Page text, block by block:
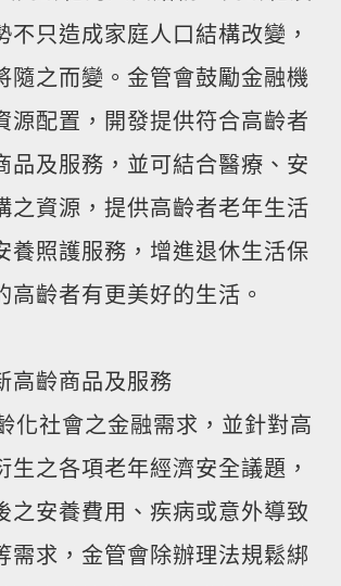
不只造成家庭人口結構改變，
隨之而變。金管會鼓勵金融機
源配置，開發提供符合高齡者
品及服務，並可結合醫療、安
之資源，提供高齡者老年生活
養照護服務，增進退休生活保
高齡者有更美好的生活。
高齡商品及服務
社會之金融需求，並針對高
生之各項老年經濟安全議題，
之安養費用、疾病或意外導致
需求，金管會除辦理法規鬆綁